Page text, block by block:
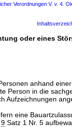
Verordnungen V. v. 4.
oder eines
anhand
Person in die
Aufzeichnungen
eine
9Satz 1 Nr. 5